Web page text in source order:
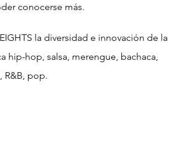
conocerse más.
la diversidad e innovación de la
hip-hop, salsa, merengue, bachaca,
R&B, pop.